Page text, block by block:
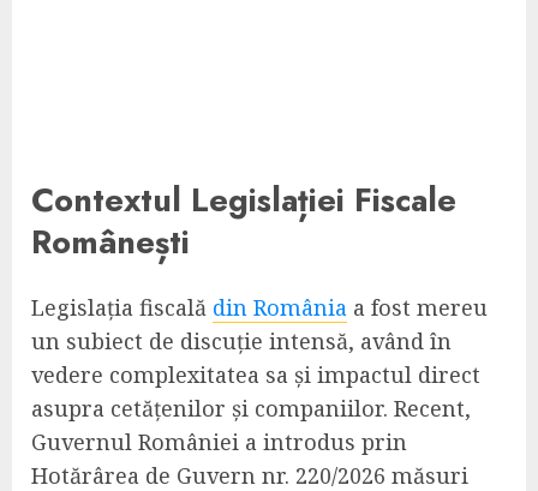
Contextul Legislației Fiscale
Românești
Legislația fiscală din România a fost mereu
un subiect de discuție intensă, având în
vedere complexitatea sa și impactul direct
asupra cetățenilor și companiilor. Recent,
Guvernul României a introdus prin
Hotărârea de Guvern nr. 220/2026 măsuri